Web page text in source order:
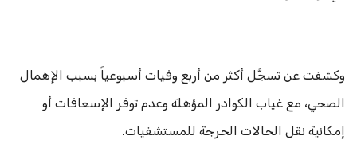
وكشفت عن تسجَّل أكثر من أربع وفيات أسبوعياً بسبب الإهمال
الصحي، مع غياب الكوادر المؤهلة وعدم توفر الإسعافات أو
إمكانية نقل الحالات الحرجة للمستشفيات.